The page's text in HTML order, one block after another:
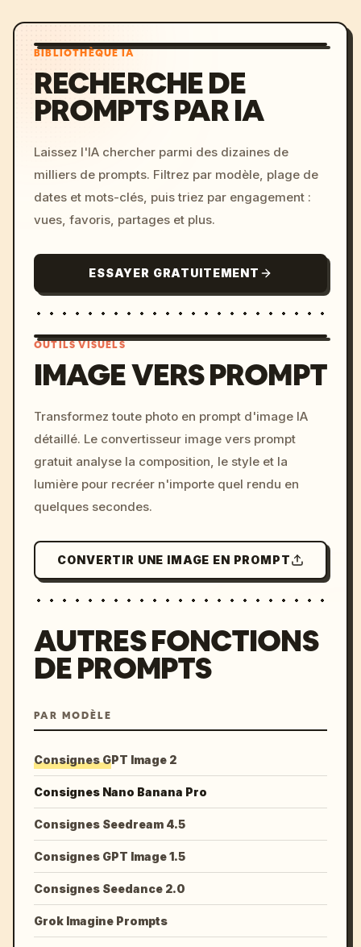
BIBLIOTHÈQUE IA
RECHERCHE DE
PROMPTS PAR IA
Laissez l'IA chercher parmi des dizaines de
milliers de prompts. Filtrez par modèle, plage de
dates et mots-clés, puis triez par engagement :
vues, favoris, partages et plus.
ESSAYER GRATUITEMENT
c, cyberpunk sunset, neon
colors, 8k --v 6.0
OUTILS VISUELS
IMAGE VERS PROMPT
Transformez toute photo en prompt d'image IA
détaillé. Le convertisseur image vers prompt
gratuit analyse la composition, le style et la
lumière pour recréer n'importe quel rendu en
quelques secondes.
CONVERTIR UNE IMAGE EN PROMPT
AUTRES FONCTIONS
DE PROMPTS
PAR MODÈLE
Consignes GPT Image 2
Consignes Nano Banana Pro
Consignes Seedream 4.5
Consignes GPT Image 1.5
Consignes Seedance 2.0
Grok Imagine Prompts